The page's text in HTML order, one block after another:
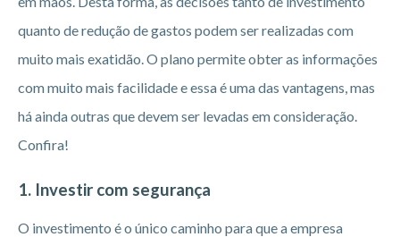
quanto de redução de gastos podem ser realizadas com
muito mais exatidão. O plano permite obter as informações
com muito mais facilidade e essa é uma das vantagens, mas
há ainda outras que devem ser levadas em consideração.
Confira!
1. Investir com segurança
O investimento é o único caminho para que a empresa